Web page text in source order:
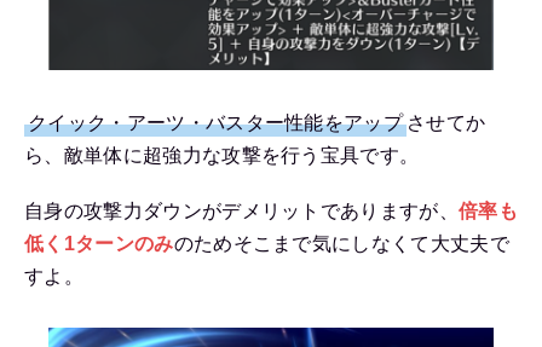
クイック・アーツ・バスター性能をアップ させてか
ら、敵単体に超強力な攻撃を行う宝具です。
自身の攻撃力ダウンがデメリットでありますが、倍率も
低く1ターンのみのためそこまで気にしなくて大丈夫で
すよ。